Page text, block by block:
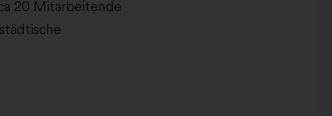
20 Mitarbeitende